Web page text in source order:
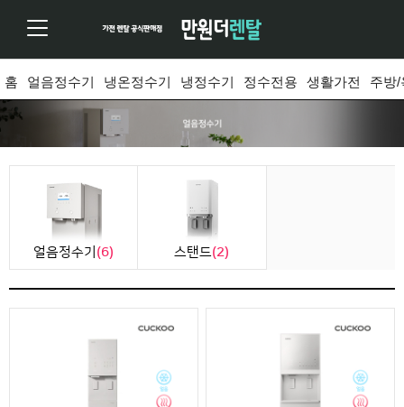
홈 얼음정수기 냉온정수기 냉정수기 정수전용 생활가전 주방/
얼음정수기 (6) 스탠드(2)